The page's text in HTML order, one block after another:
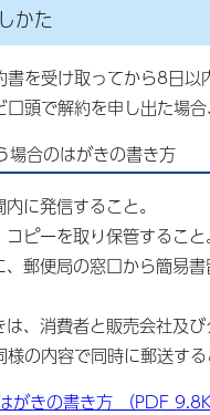
かた
書を受け取ってから8日
頭で解約を申し出た場
場合のはがきの書き方
に発信すること。
ピーを取り保管すること
郵便局の窓口から簡易
、消費者と販売会社及
の内容で同時に郵送する
がきの書き方 （PDF